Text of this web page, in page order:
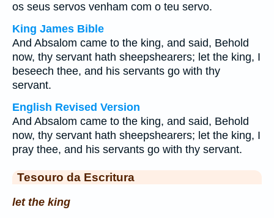
os seus servos venham com o teu servo.
King James Bible
And Absalom came to the king, and said, Behold
now, thy servant hath sheepshearers; let the king, I
beseech thee, and his servants go with thy
servant.
English Revised Version
And Absalom came to the king, and said, Behold
now, thy servant hath sheepshearers; let the king, I
pray thee, and his servants go with thy servant.
Tesouro da Escritura
let the king